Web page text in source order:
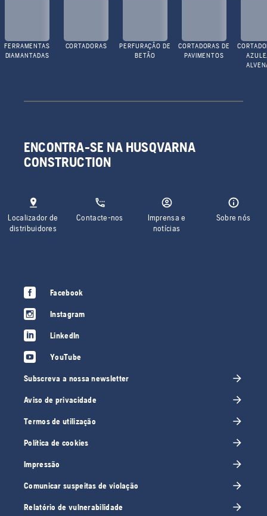
FERRAMENTAS
DIAMANTADAS
CORTADORAS
PERFURAÇÃO DE
BETÃO
CORTADORAS DE
PAVIMENTOS
ENCONTRA-SE NA HUSQVARNA
CONSTRUCTION
Localizador de
distribuidores
Contacte-nos
Imprensa e
notícias
Sobre nós
Facebook
Instagram
LinkedIn
YouTube
Subscreva a nossa newsletter
Aviso de privacidade
Termos de utilização
Política de cookies
Impressão
Comunicar suspeitas de violação
Relatório de vulnerabilidade